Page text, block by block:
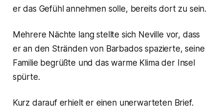
er das Gefühl annehmen solle, bereits dort zu sein.
Mehrere Nächte lang stellte sich Neville vor, dass
er an den Stränden von Barbados spazierte, seine
Familie begrüßte und das warme Klima der Insel
spürte.
Kurz darauf erhielt er einen unerwarteten Brief.